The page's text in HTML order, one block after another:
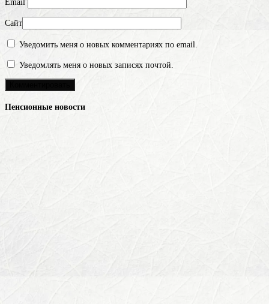
Email
Сайт
Уведомить меня о новых комментариях по email.
Уведомлять меня о новых записях почтой.
Пенсионные новости